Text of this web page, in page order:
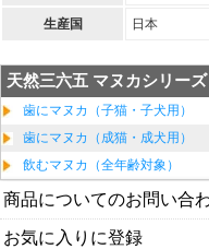
生産国 日本
天然三六五 マヌカシリーズ
歯にマヌカ（子猫・子犬用）
歯にマヌカ（成猫・成犬用）
飲むマヌカ（全年齢対象）
商品についてのお問い合
お気に入りに登録